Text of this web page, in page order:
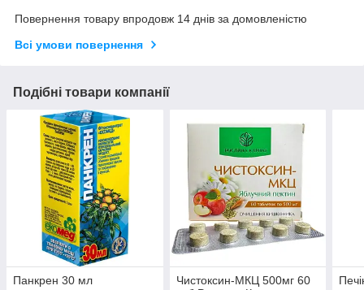
Повернення товару впродовж 14 днів за домовленістю
Всі умови повернення
Подібні товари компанії
Панкрен 30 мл
Чистоксин-МКЦ 500мг 60